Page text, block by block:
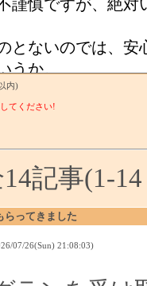
内)
てください!
14記事(1-
らってきました
07/26(Sun) 21:08:03)